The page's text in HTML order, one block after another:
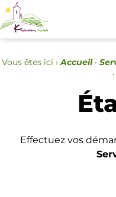
Vous êtes ici › Accueil•
•
Effectuez vos
Panneau de gestion des